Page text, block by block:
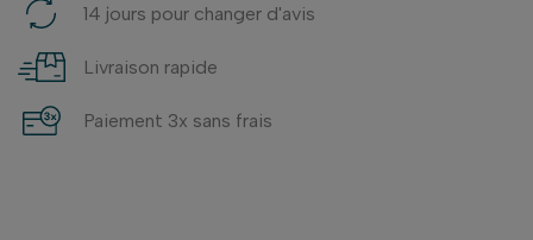
14 jours pour changer d'avis
Livraison rapide
Paiement 3x sans frais